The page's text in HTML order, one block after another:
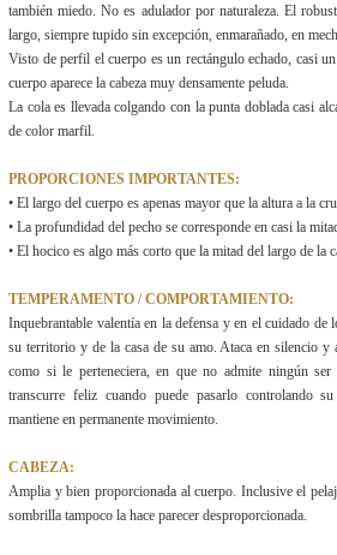
también miedo. No es adulador por naturaleza. El
largo, siempre tupido sin excepción, enmarañado, en
Visto de perfil el cuerpo es un rectángulo echado, casi
cuerpo aparece la cabeza muy densamente peluda.
La cola es llevada colgando con la punta doblada casi
de color marfil.
PROPORCIONES IMPORTANTES:
• El largo del cuerpo es apenas mayor que la altura a la
• La profundidad del pecho se corresponde en casi la
• El hocico es algo más corto que la mitad del largo de la
TEMPERAMENTO / COMPORTAMIENTO:
Inquebrantable valentía en la defensa y en el cuidado de
su territorio y de la casa de su amo. Ataca en silencio y
como si le perteneciera, en que no admite ningún
transcurre feliz cuando puede pasarlo controlando
mantiene en permanente movimiento.
CABEZA:
Amplia y bien proporcionada al cuerpo. Inclusive el
sombrilla tampoco la hace parecer desproporcionada.